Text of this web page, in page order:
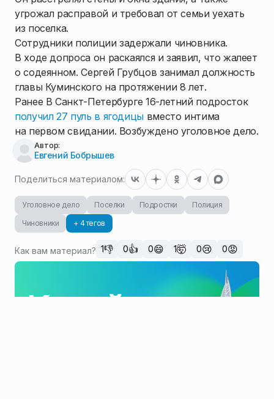
угрожал расправой и требовал от семьи уехать
из поселка.
Сотрудники полиции задержали чиновника.
В ходе допроса он раскаялся и заявил, что жалеет
о содеянном. Сергей Грубцов занимал должность
главы Куминского на протяжении 8 лет.
Ранее В Санкт-Петербурге 16-летний подросток
получил 27 пуль в ягодицы вместо интима
на первом свидании. Возбуждено уголовное дело.
Автор:
Евгений Бобрышев
Поделиться материалом:
Уголовное дело Поселки Подростки
Полиция
Чиновники
+ 4 тегов
Как вам материал? 1👎 0👍 0😄 1🤯 0😢 0😡